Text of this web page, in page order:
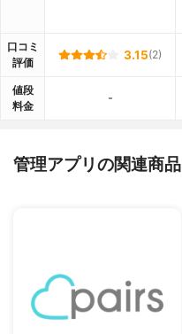
口コミ
評価
3.15(2)
値段
料金
-
管理アプリの関連商品